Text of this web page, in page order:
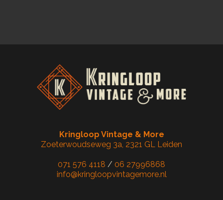
Kringloop Vintage & More
Zoeterwoudseweg 3a, 2321 GL Leiden
071 576 4118 / 06 27996868
info@kringloopvintagemore.nl